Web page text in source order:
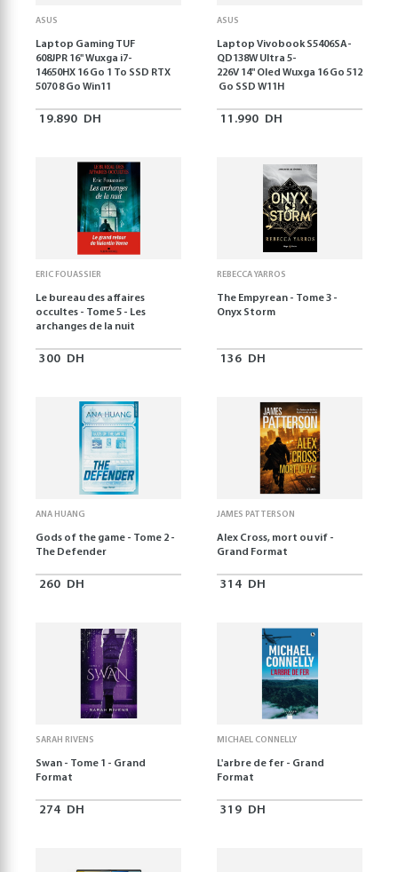
ASUS
Laptop Gaming TUF
608JPR 16'' Wuxga i7-
14650HX 16 Go 1 To SSD RTX
5070 8 Go Win11
19.890 DH
ASUS
Laptop Vivobook S5406SA-
QD138W Ultra 5-
226V 14" Oled Wuxga 16 Go 512
Go SSD W11H
11.990 DH
ERIC FOUASSIER
Le bureau des affaires
occultes - Tome 5 - Les
archanges de la nuit
300 DH
REBECCA YARROS
The Empyrean - Tome 3 -
Onyx Storm
136 DH
ANA HUANG
Gods of the game - Tome 2 -
The Defender
260 DH
JAMES PATTERSON
Alex Cross, mort ou vif -
Grand Format
314 DH
SARAH RIVENS
Swan - Tome 1 - Grand
Format
274 DH
MICHAEL CONNELLY
L'arbre de fer - Grand
Format
319 DH